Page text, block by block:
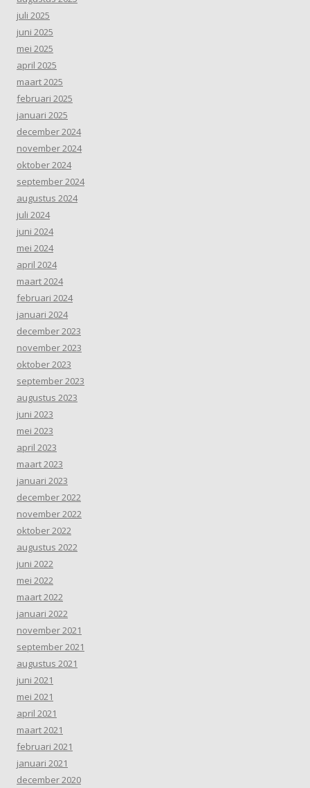
juli 2025
juni 2025
mei 2025
april 2025
maart 2025
februari 2025
januari 2025
december 2024
november 2024
oktober 2024
september 2024
augustus 2024
juli 2024
juni 2024
mei 2024
april 2024
maart 2024
februari 2024
januari 2024
december 2023
november 2023
oktober 2023
september 2023
augustus 2023
juni 2023
mei 2023
april 2023
maart 2023
januari 2023
december 2022
november 2022
oktober 2022
augustus 2022
juni 2022
mei 2022
maart 2022
januari 2022
november 2021
september 2021
augustus 2021
juni 2021
mei 2021
april 2021
maart 2021
februari 2021
januari 2021
december 2020